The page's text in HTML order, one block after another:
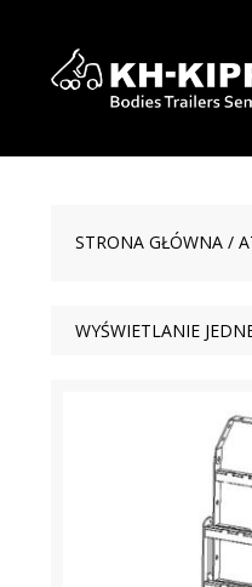
STRONA GŁÓWNA /
WYŚWIETLANIE